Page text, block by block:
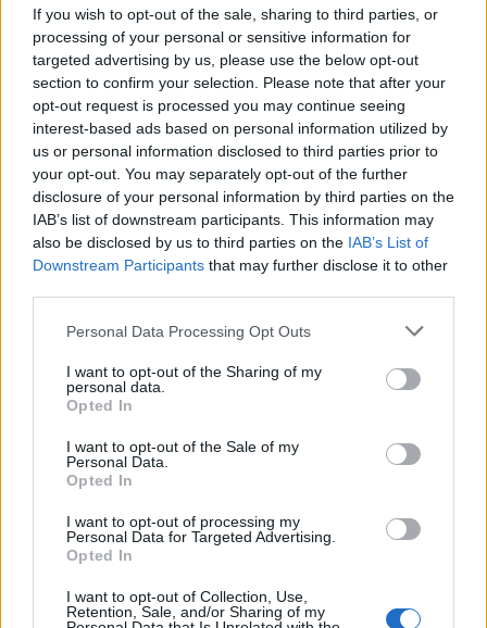
If you wish to opt-out of the sale, sharing to third parties, or
processing of your personal or sensitive information for
targeted advertising by us, please use the below opt-out
section to confirm your selection. Please note that after your
opt-out request is processed you may continue seeing
interest-based ads based on personal information utilized by
us or personal information disclosed to third parties prior to
your opt-out. You may separately opt-out of the further
disclosure of your personal information by third parties on the
IAB’s list of downstream participants. This information may
also be disclosed by us to third parties on the IAB’s List of
Downstream Participants that may further disclose it to other
Personal Data Processing Opt Outs
I want to opt-out of the Sharing of my
personal data.
Opted In
I want to opt-out of the Sale of my
Personal Data.
Opted In
I want to opt-out of processing my
Personal Data for Targeted Advertising.
Opted In
I want to opt-out of Collection, Use,
Retention, Sale, and/or Sharing of my
09:46
A tengerparton játszik az FK Csíkszereda – a
szombati sportműsor
23:18
Látványos meccs nyitotta a Szuperliga negyedik
fordulóját (videóval)
16:43
Egyetlen székelyföldi résztvevő lesz a futsal 2.
Ligában
15:07
A Gyergyói VSK az ASA ellen folytatja a kupában
13:45
Súlyos veszteség, kilenc hónapra eltiltották a Sepsi
OSK csapatkapitányát
IMPRESSZUM|SZERZŐI JOGOK|ADATVÉDELMI